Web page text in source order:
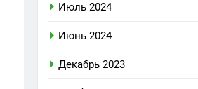
Июль 2024
Июнь 2024
Декабрь 2023